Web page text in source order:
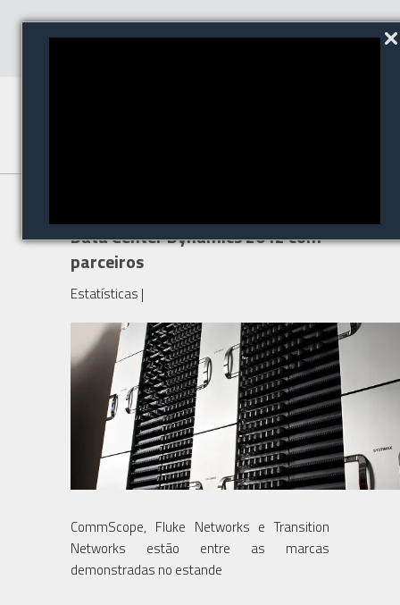
Data Center Dynamics 2012 com
parceiros
Estatísticas |
CommScope, Fluke Networks e Transition
Networks estão entre as marcas
demonstradas no estande